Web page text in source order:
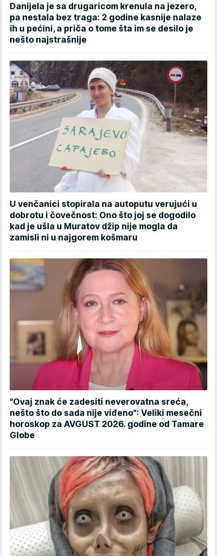
Danijela je sa drugaricom krenula na jezero,
pa nestala bez traga: 2 godine kasnije nalaze
ih u pećini, a priča o tome šta im se desilo je
nešto najstrašnije
U venčanici stopirala na autoputu verujući u
dobrotu i čovečnost: Ono što joj se dogodilo
kad je ušla u Muratov džip nije mogla da
zamisli ni u najgorem košmaru
"Ovaj znak će zadesiti neverovatna sreća,
nešto što do sada nije viđeno": Veliki mesečni
horoskop za AVGUST 2026. godine od Tamare
Globe